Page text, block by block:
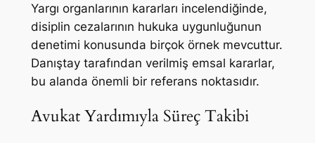
Yargı organlarının kararları incelendiğinde,
disiplin cezalarının hukuka uygunluğunun
denetimi konusunda birçok örnek mevcuttur.
Danıştay tarafından verilmiş emsal kararlar,
bu alanda önemli bir referans noktasıdır.
Avukat Yardımıyla Süreç Takibi